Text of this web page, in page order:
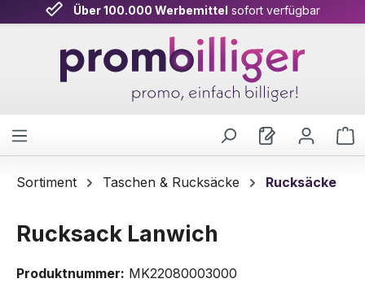
Zum Hauptinhalt springen
Über 100.000 Werbemittel sofort verfügbar
Sortiment Taschen & Rucksäcke Rucksäcke
Rucksack Lanwich
Produktnummer: MK22080003000